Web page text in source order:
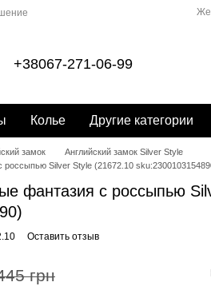
+38067-271-06-99
Колье Другие категории
замок
Английский замок Silver Style
россыпью Silver Style (21672.10
фантазия с россыпью
Оставить отзыв
грн